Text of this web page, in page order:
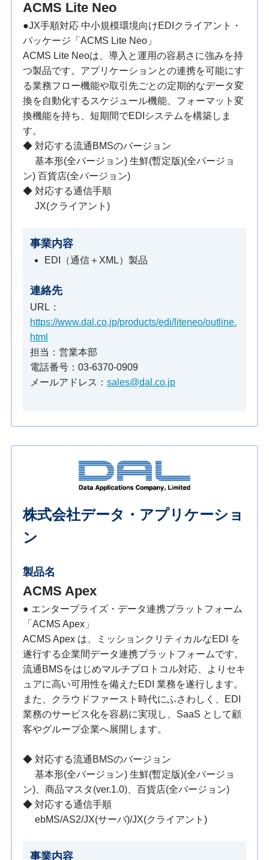
ACMS Lite Neo
●JX手順対応 中小規模環境向けEDIクライアント・
パッケージ「ACMS Lite Neo」
ACMS Lite Neoは、導入と運用の容易さに強みを持
つ製品です。アプリケーションとの連携を可能にす
る業務フロー機能や取引先ごとの定期的なデータ変
換を自動化するスケジュール機能、フォーマット変
換機能を持ち、短期間でEDIシステムを構築しま
す。
◆ 対応する流通BMSのバージョン
基本形(全バージョン) 生鮮(暫定版)(全バージョ
ン) 百貨店(全バージョン)
◆ 対応する通信手順
JX(クライアント)
事業内容
EDI（通信＋XML）製品
連絡先
URL：
https://www.dal.co.jp/products/edi/liteneo/outline.
html
担当：営業本部
電話番号：03-6370-0909
メールアドレス：sales@dal.co.jp
株式会社データ・アプリケーショ
ン
製品名
ACMS Apex
● エンタープライズ・データ連携プラットフォーム
「ACMS Apex」
ACMS Apex は、ミッションクリティカルなEDI を
遂行する企業間データ連携プラットフォームです。
流通BMSをはじめマルチプロトコル対応、よりセキ
ュアに高い可用性を備えたEDI 業務を遂行します。
また、クラウドファースト時代にふさわしく、EDI
業務のサービス化を容易に実現し、SaaS として顧
客やグループ企業へ展開します。
◆ 対応する流通BMSのバージョン
基本形(全バージョン) 生鮮(暫定版)(全バージョ
ン)、商品マスタ(ver.1.0)、百貨店(全バージョン)
◆ 対応する通信手順
ebMS/AS2/JX(サーバ)/JX(クライアント)
事業内容